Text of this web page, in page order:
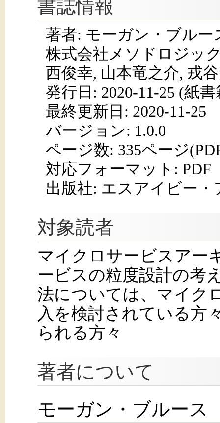
書誌情報
著者: モーガン・ブル
株式会社メソドロジッ
西俊幸, 山本竜之介, 戎
発行日: 2020-11-25 (紙書
最終更新日: 2020-11-25
バージョン: 1.0.0
ページ数: 335ページ
対応フォーマット: PDF
出版社: エスアイビー・
対象読者
マイクロサービスアー
ービスの粒度設計の考
法については、マイク
入を検討されている方
られる方々
著者について
モーガン・ブルース